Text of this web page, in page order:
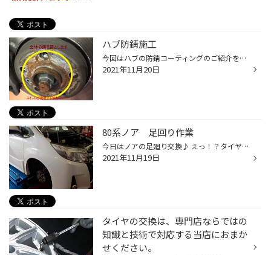
ハブ防錆施工
今回はハブの防錆コーティングのご紹介をさせていただきます！ 写真は、お車からタイヤ・ホイールを外した部分です。 ご自身でタイヤを外した経験がある方は、ご存じかもしれませんが、 普段あまり外す機会がないので外すと意外とサビてるお車が多いんです。 錆が酷いと、タイヤ・ホイールが固着し...
2021年11月20日
80系ノア 足回り作業
今日はノアの足廻り交換♪ えっ！？タイヤ屋さんじゃあ・・・？ 足廻りもできるんです(^0_0^) さっそく作業開始です TEINの車高調を装着！ ここで気づいてしまったのですが、装着前の写真を撮り忘れてしまいました＞＜ 装着前の写真がないので、分かりづらいかもしれませんが。。。（ごめんなさい） ...
2021年11月19日
タイヤの交換は、専門店ならではの
知識と技術で対応する当店におまか
せください。